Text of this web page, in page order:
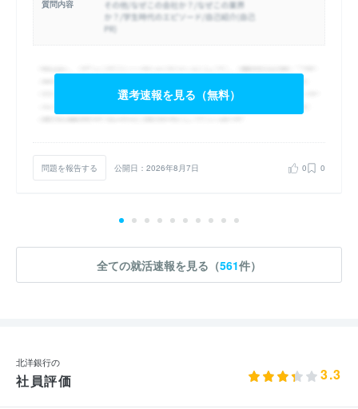
質問内容
選考速報を見る（無料）
問題を報告する 公開日：2026年8月7日 0 0
全ての就活速報を見る（561件）
北洋銀行の
社員評価 3.3